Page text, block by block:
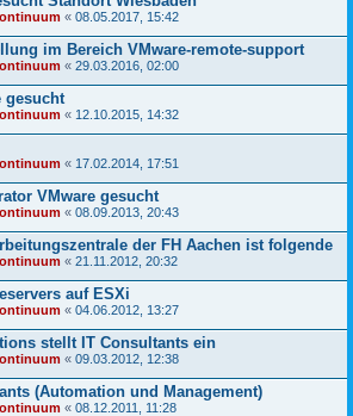
« 08.05.2017, 15:42
im Bereich VMware-remote-support
« 29.03.2016, 02:00
gesucht
« 12.10.2015, 14:32
« 17.02.2014, 17:51
VMware gesucht
« 08.09.2013, 20:43
der FH Aachen ist folgende
« 21.11.2012, 20:32
auf ESXi
« 04.06.2012, 13:27
stellt IT Consultants ein
« 09.03.2012, 12:38
(Automation und Management)
« 08.12.2011, 11:28